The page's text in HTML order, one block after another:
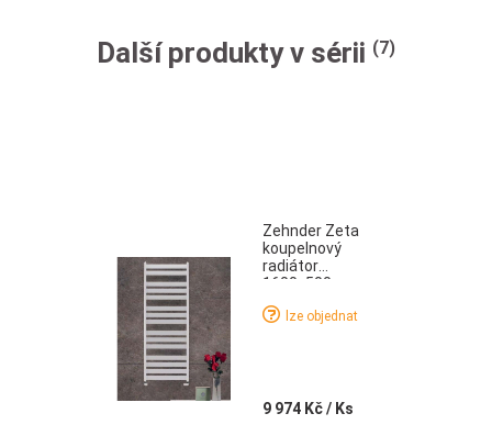
Další produkty v sérii (7)
Zehnder Zeta
koupelnový
radiátor
1600x500 mm
9 974 Kč/ Ks
lze objednat